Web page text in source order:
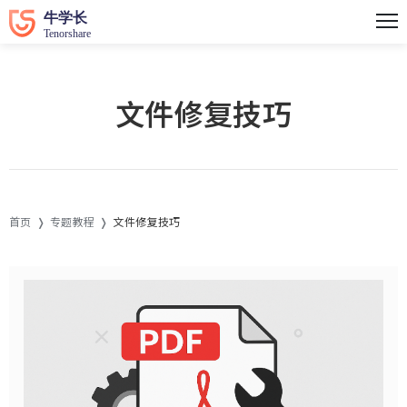
文件修复技巧
首页 专题教程 文件修复技巧